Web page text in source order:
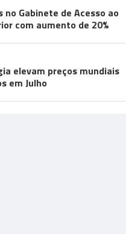
no Gabinete de Acesso ao
com aumento de 20%
elevam preços mundiais
em Julho